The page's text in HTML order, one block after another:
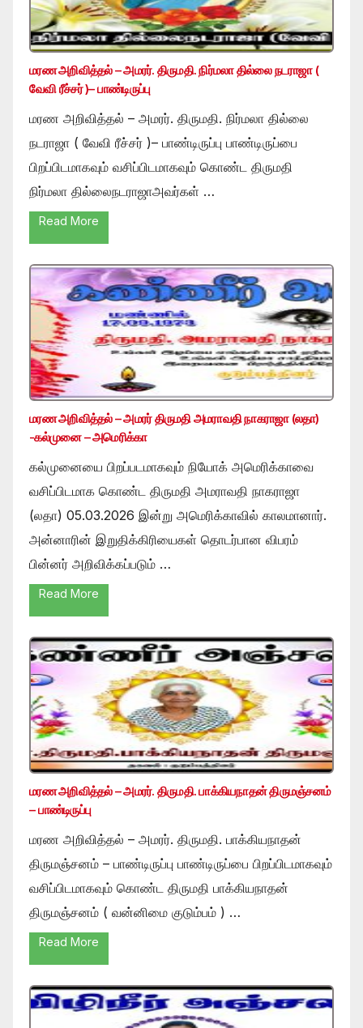
மரண அறிவித்தல் – அமரர். திருமதி. நிர்மலா தில்லை நடராஜா (
வேவி ரீச்சர் )– பாண்டிருப்பு
மரண அறிவித்தல் – அமரர். திருமதி. நிர்மலா தில்லை
நடராஜா ( வேவி ரீச்சர் )– பாண்டிருப்பு பாண்டிருப்பை
பிறப்பிடமாகவும் வசிப்பிடமாகவும் கொண்ட திருமதி
நிர்மலா தில்லைநடராஜாஅவர்கள் …
Read More
மரண அறிவித்தல் – அமரர் திருமதி அமராவதி நாகராஜா (லதா)
-கல்முனை – அமெரிக்கா
கல்முனையை பிறப்படமாகவும் நியோக் அமெரிக்காவை
வசிப்பிடமாக கொண்ட திருமதி அமராவதி நாகராஜா
(லதா) 05.03.2026 இன்று அமெரிக்காவில் காலமானார்.
அன்னாரின் இறுதிக்கிரியைகள் தொடர்பான விபரம்
பின்னர் அறிவிக்கப்படும் …
Read More
மரண அறிவித்தல் – அமரர். திருமதி. பாக்கியநாதன் திருமஞ்சனம்
– பாண்டிருப்பு
மரண அறிவித்தல் – அமரர். திருமதி. பாக்கியநாதன்
திருமஞ்சனம் – பாண்டிருப்பு பாண்டிருப்பை பிறப்பிடமாகவும்
வசிப்பிடமாகவும் கொண்ட திருமதி பாக்கியநாதன்
திருமஞ்சனம் ( வன்னிமை குடும்பம் ) …
Read More